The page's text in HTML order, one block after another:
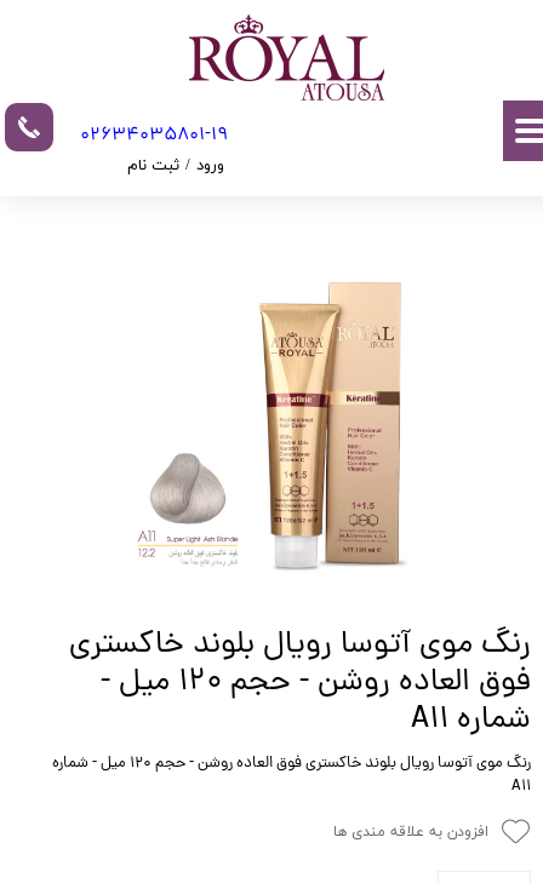
02634035801-19​​​​​​​​​​​​​​
ورود / ثبت نام
تغییر گذر واژه
سفارشات
رنگ موی آتوسا رویال بلوند خاکستری
فوق العاده روشن - حجم ۱۲۰ میل -
شماره A11
رنگ موی آتوسا رویال بلوند خاکستری فوق العاده روشن - حجم ۱۲۰ میل - شماره
A11
افزودن به علاقه مندی ها